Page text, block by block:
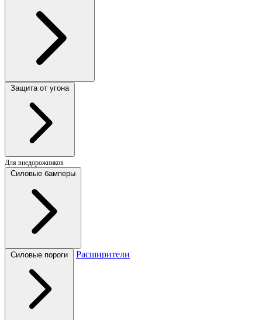
Защита от угона
Для внедорожников
Силовые бамперы
Силовые пороги Расширители